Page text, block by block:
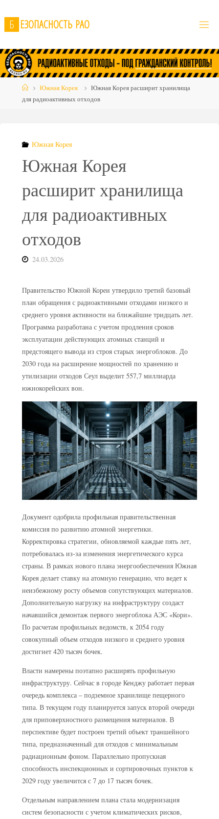
to
content
Б ЕЗОПАСНОСТЬ РАО
HomeЮжная Корея
Южная Корея расширит хранилища
для радиоактивных отходов
Южная Корея
Южная Корея
расширит хранилища
для радиоактивных
отходов
24.03.2026
Правительство Южной Кореи утвердило третий базовый
план обращения с радиоактивными отходами низкого и
среднего уровня активности на ближайшие тридцать лет.
Программа разработана с учетом продления сроков
эксплуатации действующих атомных станций и
предстоящего вывода из строя старых энергоблоков. До
2030 года на расширение мощностей по хранению и
утилизации отходов Сеул выделит 557,7 миллиарда
южнокорейских вон.
Документ одобрила профильная правительственная
комиссия по развитию атомной энергетики.
Корректировка стратегии, обновляемой каждые пять лет,
потребовалась из-за изменения энергетического курса
страны. В рамках нового плана энергообеспечения Южная
Корея делает ставку на атомную генерацию, что ведет к
неизбежному росту объемов сопутствующих материалов.
Дополнительную нагрузку на инфраструктуру создаст
начавшийся демонтаж первого энергоблока АЭС «Кори».
По расчетам профильных ведомств, к 2054 году
совокупный объем отходов низкого и среднего уровня
достигнет 420 тысяч бочек.
Власти намерены поэтапно расширять профильную
инфраструктуру. Сейчас в городе Кенджу работает первая
очередь комплекса – подземное хранилище пещерного
типа. В текущем году планируется запуск второй очереди
для приповерхностного размещения материалов. В
перспективе будет построен третий объект траншейного
типа, предназначенный для отходов с минимальным
радиационным фоном. Параллельно пропускная
способность инспекционных и сортировочных пунктов к
2029 году увеличится с 7 до 17 тысяч бочек.
Отдельным направлением плана стала модернизация
систем безопасности с учетом климатических рисков,